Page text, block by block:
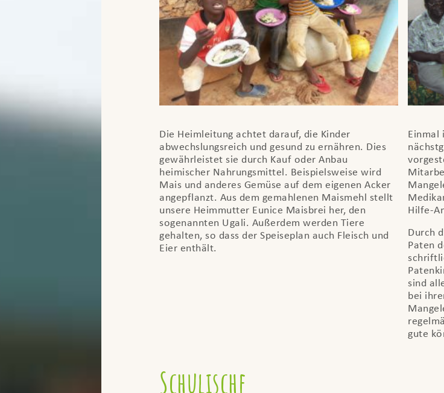
Die Heimleitung achtet darauf, die Kinder
abwechslungsreich und gesund zu ernähren. Dies
gewährleistet sie durch Kauf oder Anbau
heimischer Nahrungsmittel. Beispielsweise wird
Mais und anderes Gemüse auf dem eigenen Acker
angepflanzt. Aus dem gemahlenen Maismehl stellt
unsere Heimmutter Eunice Maisbrei her, den
sogenannten Ugali. Außerdem werden Tiere
gehalten, so dass der Speiseplan auch Fleisch und
Eier enthält.
Einmal
Hilfe-
Durch
Paten
sind
bei
gute
Schulische